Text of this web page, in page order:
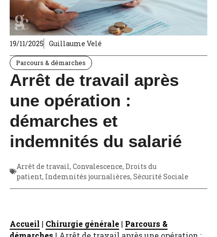
19/11/2025 Guillaume Velé
Parcours & démarches
Arrêt de travail après
une opération :
démarches et
indemnités du salarié
Arrêt de travail, Convalescence, Droits du
patient, Indemnités journalières, Sécurité Sociale
Accueil | Chirurgie générale | Parcours &